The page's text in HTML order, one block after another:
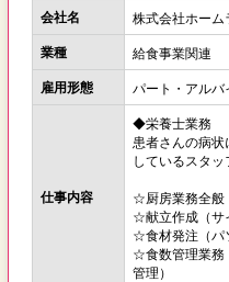
会社名 株式会社ホー
業種 給食事業関連
雇用形態 パート・アルバ
仕事内容
◆栄養士業務
患者さんの病
しているスタッ
☆厨房業務全般
☆献立作成（サ
☆食材発注（パ
☆食数管理業務
管理）